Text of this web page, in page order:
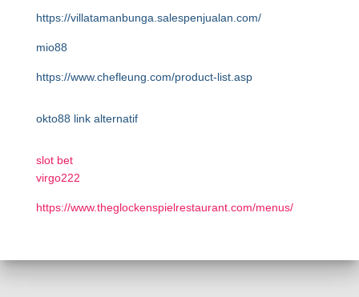
https://villatamanbunga.salespenjualan.com/
mio88
https://www.chefleung.com/product-list.asp
okto88 link alternatif
slot bet
virgo222
https://www.theglockenspielrestaurant.com/menus/